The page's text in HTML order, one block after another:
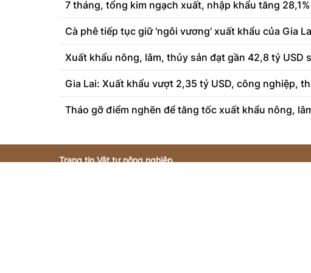
7 tháng, tổng kim ngạch xuất, nhập khẩu tăng 28,1%
Cà phê tiếp tục giữ 'ngôi vương' xuất khẩu của Gia
Xuất khẩu nông, lâm, thủy sản đạt gần 42,8 tỷ USD
Gia Lai: Xuất khẩu vượt 2,35 tỷ USD, công nghiệp,
Tháo gỡ điểm nghẽn để tăng tốc xuất khẩu nông,
Trang tin Vật tư nông nghiệp